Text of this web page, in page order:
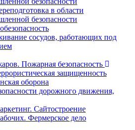
в области
безопасности
сосудов, работающих под
Пожарная безопасность
защищенность
оборона
дорожного движения,
Сайтостроение
Фермерское дело